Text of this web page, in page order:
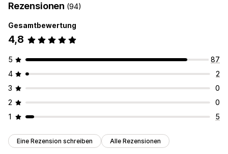
Rezensionen (94)
Gesamtbewertung
4,8
5
87
4
2
3
0
2
0
1
5
Eine Rezension schreiben Alle Rezensionen